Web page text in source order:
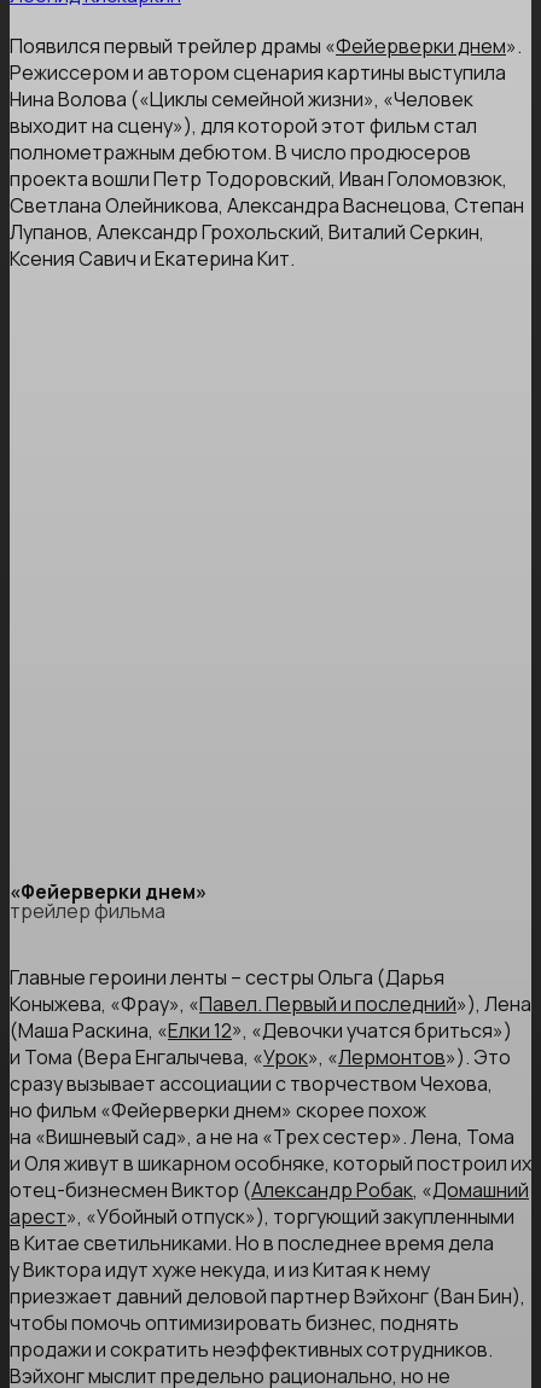
Появился первый трейлер драмы «Фейерверки днем».
Режиссером и автором сценария картины выступила
Нина Волова («Циклы семейной жизни», «Человек
выходит на сцену»), для которой этот фильм стал
полнометражным дебютом. В число продюсеров
проекта вошли Петр Тодоровский, Иван Голомовзюк,
Светлана Олейникова, Александра Васнецова, Степан
Лупанов, Александр Грохольский, Виталий Серкин,
Ксения Савич и Екатерина Кит.
«Фейерверки днем»
трейлер фильма
Главные героини ленты – сестры Ольга (Дарья
Коныжева, «Фрау», «Павел. Первый и последний»), Лена
(Маша Раскина, «Елки 12», «Девочки учатся бриться»)
и Тома (Вера Енгалычева, «Урок», «Лермонтов»). Это
сразу вызывает ассоциации с творчеством Чехова,
но фильм «Фейерверки днем» скорее похож
на «Вишневый сад», а не на «Трех сестер». Лена, Тома
и Оля живут в шикарном особняке, который построил их
отец-бизнесмен Виктор (Александр Робак, «Домашний
арест», «Убойный отпуск»), торгующий закупленными
в Китае светильниками. Но в последнее время дела
у Виктора идут хуже некуда, и из Китая к нему
приезжает давний деловой партнер Вэйхонг (Ван Бин),
чтобы помочь оптимизировать бизнес, поднять
продажи и сократить неэффективных сотрудников.
Вэйхонг мыслит предельно рационально, но не